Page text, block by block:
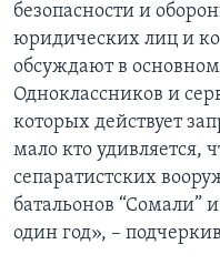
безопасности и
юридических лиц и
обсуждают в
Одноклассников и
которых действует
мало кто удивляется,
сепаратистских
батальонов “Сомали”
один год», –